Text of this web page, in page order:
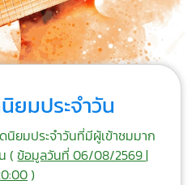
ยมประจำวัน
ยมประจำวันที่มีผู้เข้าชมมาก
(ข้อมูลวันที่ 06/08/2569 |
)